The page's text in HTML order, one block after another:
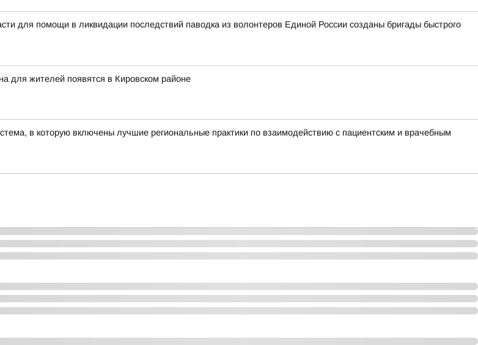
для помощи в ликвидации последствий паводка из волонтеров Единой России созданы бригады быстрого
для жителей появятся в Кировском районе
в которую включены лучшие региональные практики по взаимодействию с пациентским и врачебным